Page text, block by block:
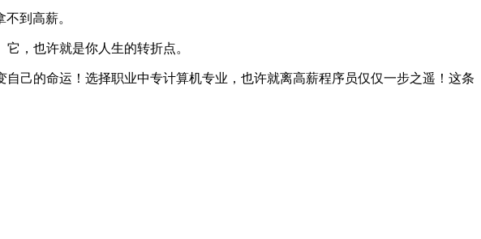
到高薪。
，也许就是你人生的转折点。
己的命运！选择职业中专计算机专业，也许就离高薪程序员仅仅一步之遥！这条